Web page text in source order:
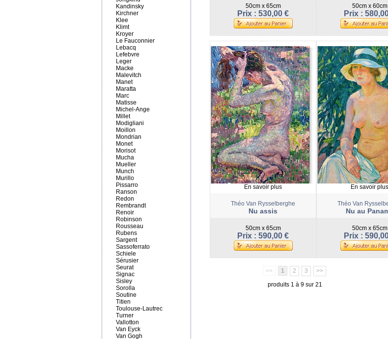
50cm x 65cm
Prix : 530,00 €
50cm x 60cm
Prix :
En savoir plus
Théo Van Rysselberghe
Nu assis
50cm x 65cm
Prix : 590,00 €
En savoir plus
Théo Van
Nu au
50cm x 65cm
Prix :
<< 1 2 3
>>
produits 1 à 9 sur 21
Kandinsky
Kirchner
Klee
Klimt
Kroyer
Le Fauconnier
Lebacq
Lefebvre
Leger
Macke
Malevitch
Manet
Maratta
Marc
Matisse
Michel-Ange
Millet
Modigliani
Moillon
Mondrian
Monet
Morisot
Mucha
Mueller
Munch
Murillo
Pissarro
Ranson
Redon
Rembrandt
Renoir
Robinson
Rousseau
Rubens
Sargent
Sassoferrato
Schiele
Sérusier
Seurat
Signac
Sisley
Sorolla
Soutine
Titien
Toulouse-Lautrec
Turner
Vallotton
Van Eyck
Van Gogh